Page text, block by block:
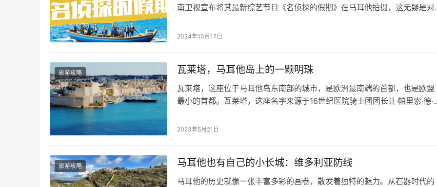
南卫视宣布将其最新综艺节目《名侦探的假期》在马耳他拍摄，这无疑是对
景、节目内容以及马耳他作为拍摄地的独特魅力。 湖南卫视与《名侦探的假
2024年10月17日
旅游攻略 瓦莱塔，马耳他岛上的一颗明珠
瓦莱塔，这座位于马耳他岛东南部的城市，是欧洲最南端的首都，也是欧盟
最小的首都。瓦莱塔，这座名字来源于16世纪医院骑士团团长让·帕里索·德·
市的主要建筑均由医院骑士团在16世纪建造，巴洛克式建筑风格和现代主义
2023年5月21日
旅游攻略 马耳他也有自己的小长城：维多利亚防线
马耳他的历史就像一张丰富多彩的画卷，散发着独特的魅力。从石器时代的